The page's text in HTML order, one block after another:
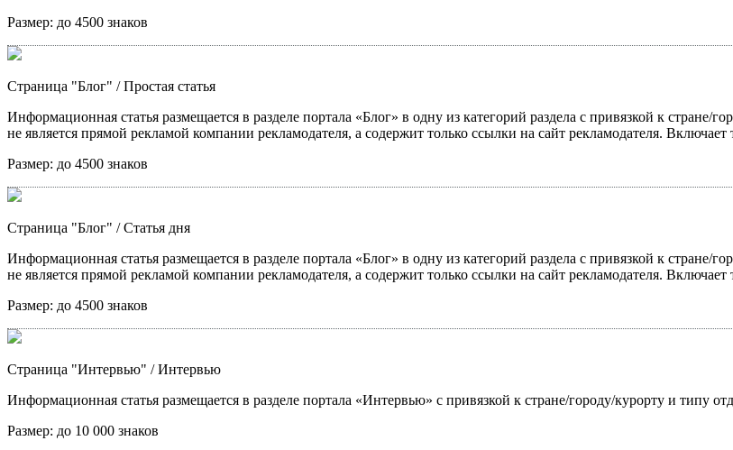
Размер: до 4500 знаков
Страница "Блог" / Простая статья
Информационная статья размещается в разделе портала «Блог» в одну из категорий раздела с привязкой к стране/
не является прямой рекламой компании рекламодателя, а содержит только ссылки на сайт рекламодателя.
Размер: до 4500 знаков
Страница "Блог" / Статья дня
Информационная статья размещается в разделе портала «Блог» в одну из категорий раздела с привязкой к стране/
не является прямой рекламой компании рекламодателя, а содержит только ссылки на сайт рекламодателя.
Размер: до 4500 знаков
Страница "Интервью" / Интервью
Информационная статья размещается в разделе портала «Интервью» с привязкой к стране/городу/курорту и типу
Размер: до 10 000 знаков